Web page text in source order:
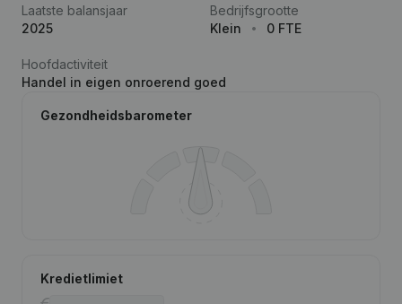
Laatste balansjaar
2025
Bedrijfsgrootte
Klein
0 FTE
Hoofdactiviteit
Handel in eigen onroerend goed
Gezondheidsbarometer
Kredietlimiet